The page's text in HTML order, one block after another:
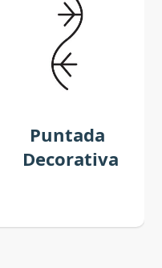
Puntada
Decorativa